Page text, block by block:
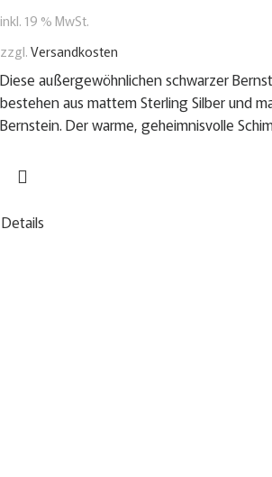
inkl. 19 % MwSt.
zzgl.Versandkosten
Diese außergewöhnlichen schwarzer
bestehen aus mattem Sterling Silber und
Bernstein. Der warme, geheimnisvolle
Details